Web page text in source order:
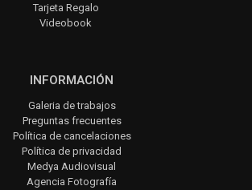
Tarjeta Regalo
Videobook
INFORMACIÓN
Galeria de trabajos
Preguntas frecuentes
Política de cancelaciones
Política de privacidad
Medya Audiovisual
Agencia Fotografía